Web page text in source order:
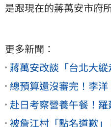
是跟現在的蔣萬安市府
更多新聞：
蔣萬安改談「台北大
總預算還沒審完！李
赴日考察營養午餐！
被詹江村「點名道歉